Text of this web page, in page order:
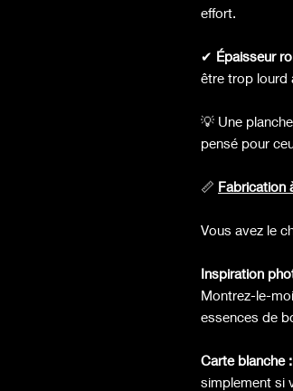
effort.
✔ Épaisseur
être trop lourd
💡 Une
pensé pour
📏 Fabrication
Vous avez le
Inspiration
Montrez-le-
essences de
Carte blanche :
simplement si